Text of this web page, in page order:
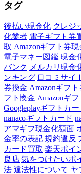
タグ
後払い現金化 クレジ
化業者 電子ギフト券
取 Amazonギフト券
電子マネー図鑑 現金
バンク メルカリ現金
ンキング 口コミサイ
券換金 Amazonギフ
フト換金 Amazonギ
Googleplayギフトカー
nanacoギフトカード
アマギフ現金化額面
金率の表記 規約違反
カード買取 楽天ポイ
良店 気をつけたいポ
法 違法性について ヤ